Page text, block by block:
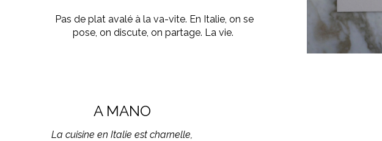
Pas de plat avalé à la va-vite. En Italie, on se
pose, on discute, on partage. La vie.
A MANO
La cuisine en Italie est charnelle,